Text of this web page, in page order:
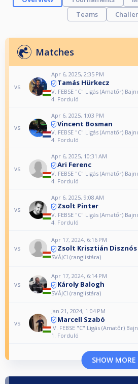
Teams
Matches
vs
Apr 6, 2025, 2:35 PM
Tamás Hürkecz
V. FEBSE "C" Ligás (Amatőr)
4. Forduló
vs
Apr 6, 2025, 1:03 PM
Vincent Bosman
V. FEBSE "C" Ligás (Amatőr)
4. Forduló
vs
Apr 6, 2025, 10:31 AM
Ari Ferenc
V. FEBSE "C" Ligás (Amatőr)
4. Forduló
vs
Apr 6, 2025, 9:08 AM
Zsolt Pinter
V. FEBSE "C" Ligás (Amatőr)
4. Forduló
vs
Apr 17, 2024, 6:16 PM
Zsolt Krisztián Disznós
SVÁJCI (ranglistára)
vs
Apr 17, 2024, 6:14 PM
Károly Balogh
SVÁJCI (ranglistára)
vs
Jan 21, 2024, 1:04 PM
Marcell Szabó
IV. FEBSE "C" Ligás (Amatőr)
1. Forduló
SHOW MORE